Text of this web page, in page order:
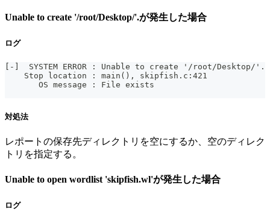
Unable to create '/root/Desktop/'.が発生した場合
ログ
[-]  SYSTEM ERROR : Unable to create '/root/Desktop/'.
    Stop location : main(), skipfish.c:421
       OS message : File exists
対処法
レポートの保存先ディレクトリを空にするか、空のディレク
トリを指定する。
Unable to open wordlist 'skipfish.wl'が発生した場合
ログ